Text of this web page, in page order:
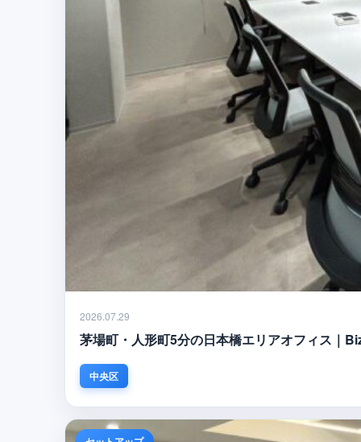
2026.07.29
茅場町・人形町5分の日本橋エリアオフィス｜
中央区